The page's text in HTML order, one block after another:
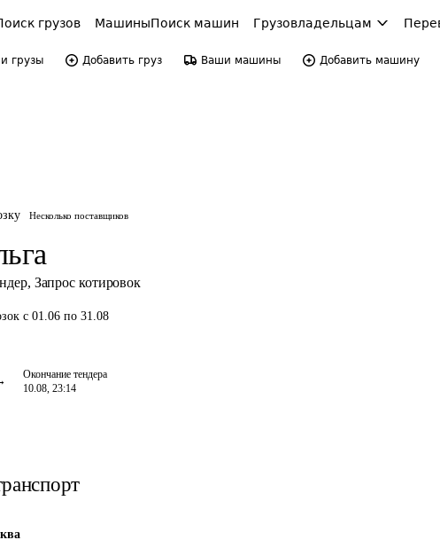
грузов МашиныПоиск машин Грузовладельцам
грузы Добавить груз Ваши машины Добавить машину
Несколько поставщиков
, Запрос котировок
с 01.06 по 31.08
Окончание тендера
10.08, 23:14